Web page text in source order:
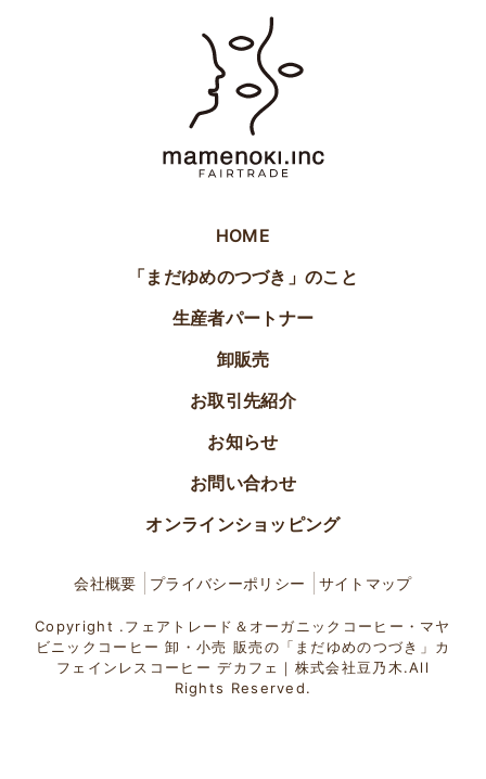
HOME
「まだゆめのつづき」のこと
生産者パートナー
卸販売
お取引先紹介
お知らせ
お問い合わせ
オンラインショッピング
会社概要 プライバシーポリシー サイトマップ
Copyright .フェアトレード＆オーガニックコーヒー・マヤ
ビニックコーヒー 卸・小売 販売の「まだゆめのつづき」カ
フェインレスコーヒー デカフェ｜株式会社豆乃木.All
Rights Reserved.